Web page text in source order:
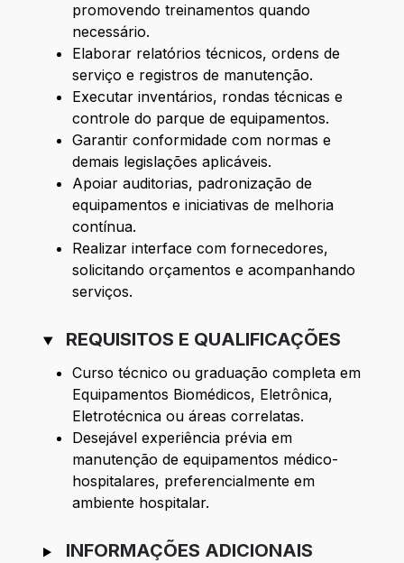
promovendo treinamentos quando
necessário.
Elaborar relatórios técnicos, ordens de
serviço e registros de manutenção.
Executar inventários, rondas técnicas e
controle do parque de equipamentos.
Garantir conformidade com normas e
demais legislações aplicáveis.
Apoiar auditorias, padronização de
equipamentos e iniciativas de melhoria
contínua.
Realizar interface com fornecedores,
solicitando orçamentos e acompanhando
serviços.
REQUISITOS E QUALIFICAÇÕES
Curso técnico ou graduação completa em
Equipamentos Biomédicos, Eletrônica,
Eletrotécnica ou áreas correlatas.
Desejável experiência prévia em
manutenção de equipamentos médico-
hospitalares, preferencialmente em
ambiente hospitalar.
INFORMAÇÕES ADICIONAIS